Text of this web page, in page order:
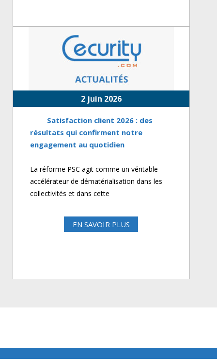
2 juin 2026
Satisfaction client 2026 : des
résultats qui confirment notre
engagement au quotidien
La réforme PSC agit comme un véritable
accélérateur de dématérialisation dans les
collectivités et dans cette
EN SAVOIR PLUS